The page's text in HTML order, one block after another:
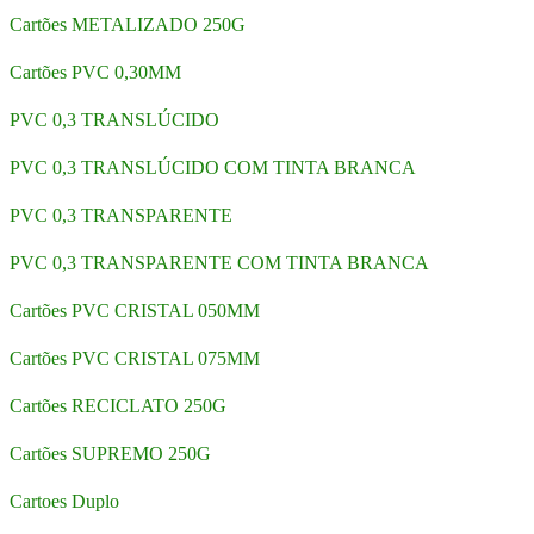
Cartões METALIZADO 250G
Cartões PVC 0,30MM
PVC 0,3 TRANSLÚCIDO
PVC 0,3 TRANSLÚCIDO COM TINTA BRANCA
PVC 0,3 TRANSPARENTE
PVC 0,3 TRANSPARENTE COM TINTA BRANCA
Cartões PVC CRISTAL 050MM
Cartões PVC CRISTAL 075MM
Cartões RECICLATO 250G
Cartões SUPREMO 250G
Cartoes Duplo